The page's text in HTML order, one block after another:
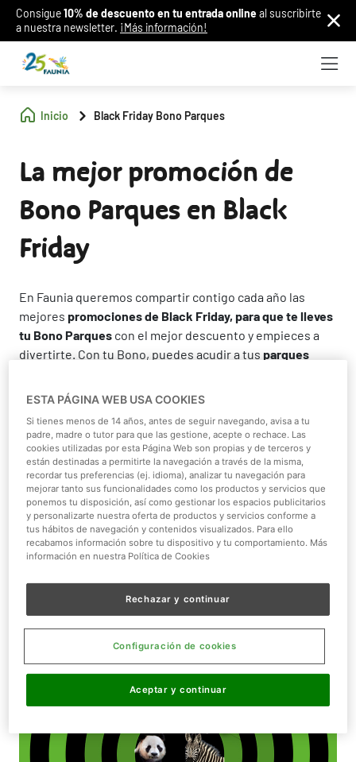
Consigue10% de descuento en tu entrada onlineal suscribirte
a nuestra newsletter. ¡Más información!
Inicio Black Friday Bono Parques
La mejor promoción de
Bono Parques en Black
Friday
En Faunia queremos compartir contigo cada año las
mejores promociones de Black Friday, para que te lleves
tu Bono Parques con el mejor descuento y empieces a
divertirte. Con tu Bono, puedes acudir a tus parques
puedes divertirte muchas veces a lo largo del año.
Si te encantan los animales, por supuesto tienes que
optar por un tipo de Bono que incluyaZoo Aquarium de
Madrid, Faunia y Atlantis Aquarium Madridy así podrás
descubrir a todos y cada uno de nuestros habitantes. Y si
lo tuyo son las emociones fuertes, las atracciones son
para tí. Así que asegúrate queParque Warner y Parque
de Atracciones de Madrid están incluidos en tu bono.
Bono Parques!
ESTA PÁGINA WEB USA COOKIES
Si tienes menos de 14 años, antes de seguir navegando, avisa a tu
padre, madre o tutor para que las gestione, acepte o rechace. Las
cookies utilizadas por esta Página Web son propias y de terceros y
están destinadas a permitirte la navegación a través de la misma,
recordar tus preferencias (ej. idioma), analizar tu navegación para
mejorar tanto sus funcionalidades como los productos y servicios que
ponemos tu disposición, así como gestionar los espacios publicitarios
y personalizarte nuestra oferta de productos y servicios conforme a
tus hábitos de navegación y contenidos visualizados. Para ello
recabamos información sobre tu dispositivo y tu comportamiento. Más
información en nuestra Política de Cookies
Rechazar y continuar
Aceptar y continuar
Configuración de cookies